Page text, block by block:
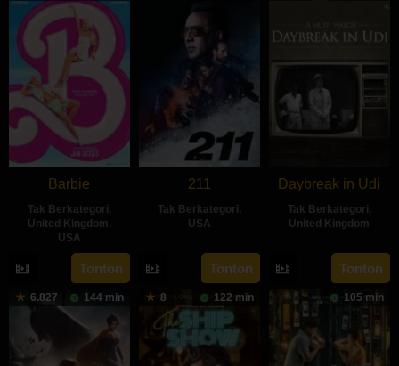
Barbie
Tak Berkategori ,
United Kingdom,
USA
19
Jul
2023
Greta
Gerwig
Tonton
211
Tak Berkategori ,
USA
30
May
2018
Milena
Mihaylova
Tonton
Daybreak in Udi
Tak Berkategori ,
United Kingdom
15
Aug
1949
Terry
Bishop
Tonton
6.827 144 min 8 122 min 105 min